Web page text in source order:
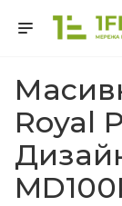
Royal